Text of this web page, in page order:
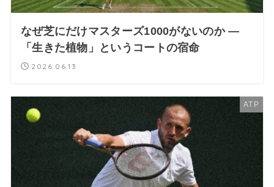
なぜ芝にだけマスターズ1000がないのか —
「生きた植物」というコートの宿命
2026.06.13
ATP